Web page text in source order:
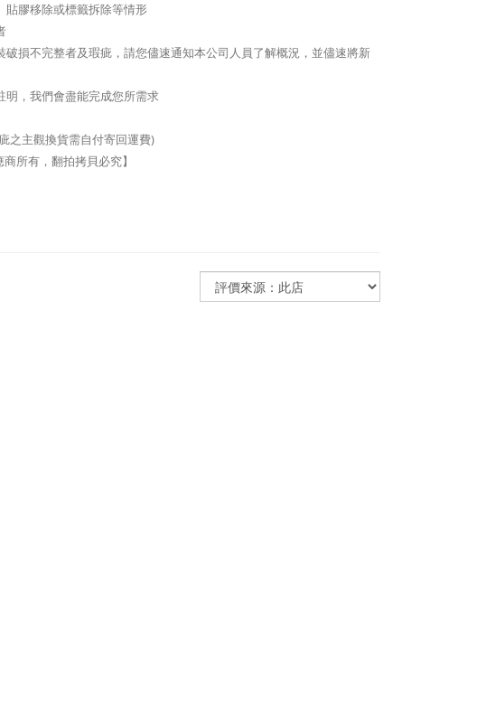
貼膠移除或標籤拆除等情形
損不完整者及瑕疵，請您儘速通知本公司人員了解概況，並儘速將新
明，我們會盡能完成您所需求
之主觀換貨需自付寄回運費)
所有，翻拍拷貝必究】